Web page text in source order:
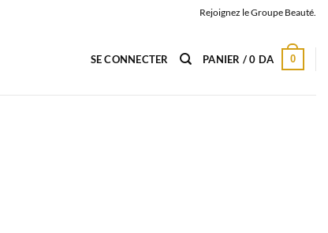
Rejoignez le Groupe Beauté.
SE CONNECTER PANIER /0 DA 0